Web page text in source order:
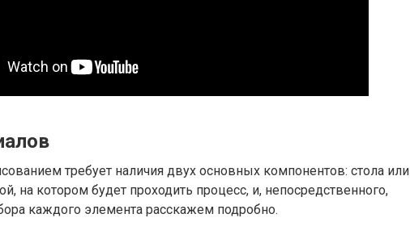
требует наличия двух основных компонентов: стола или
на котором будет проходить процесс, и, непосредственного,
каждого элемента расскажем подробно.